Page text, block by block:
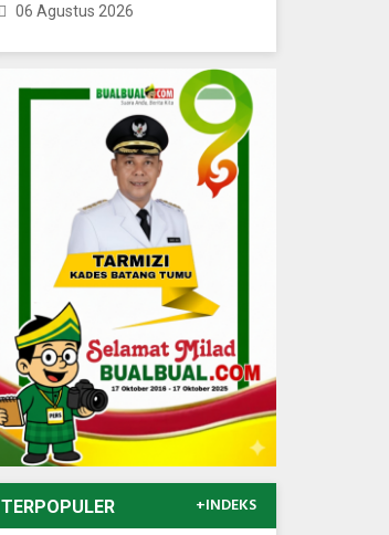
06 Agustus 2026
TERPOPULER +INDEKS